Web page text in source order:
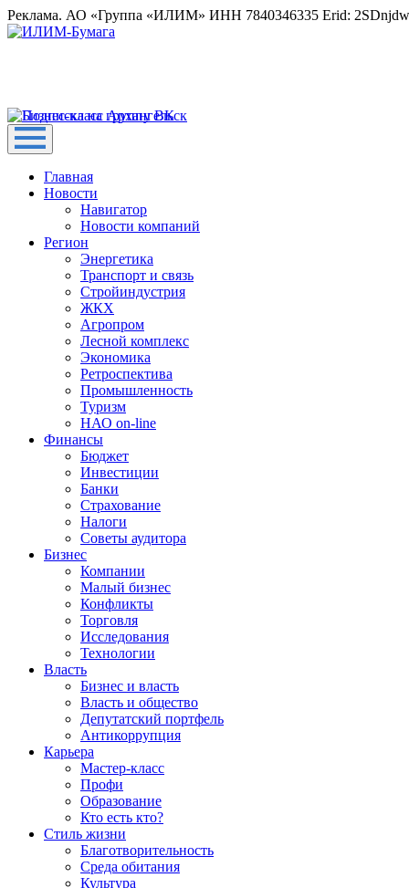
Реклама. АО «Группа «ИЛИМ» ИНН 7840346335 Erid:
Главная
Новости
Навигатор
Новости компаний
Регион
Энергетика
Транспорт и связь
Стройиндустрия
ЖКХ
Агропром
Лесной комплекс
Экономика
Ретроспектива
Промышленность
Туризм
НАО on-line
Финансы
Бюджет
Инвестиции
Банки
Страхование
Налоги
Советы аудитора
Бизнес
Компании
Малый бизнес
Конфликты
Торговля
Исследования
Технологии
Власть
Бизнес и власть
Власть и общество
Депутатский портфель
Антикоррупция
Карьера
Мастер-класс
Профи
Образование
Кто есть кто?
Стиль жизни
Благотворительность
Среда обитания
Культура